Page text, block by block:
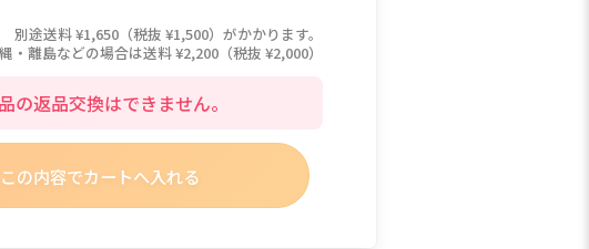
別途送料 ¥1,650（税抜 ¥1,500）がかかります。
・離島などの場合は送料 ¥2,200（税抜 ¥2,000）
返品交換はできません。
この内容でカートへ入れる